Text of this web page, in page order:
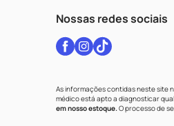
Nossas redes sociais
As informações contidas neste site
médico está apto a diagnosticar
em nosso estoque.O processo de